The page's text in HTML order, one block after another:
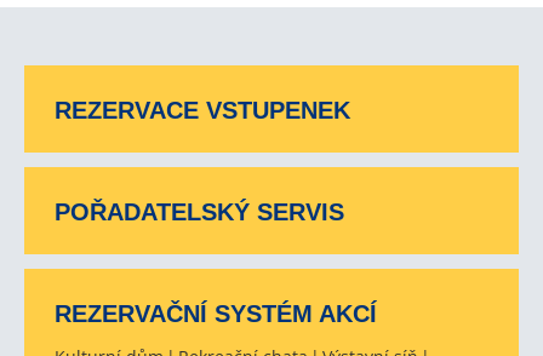
REZERVACE VSTUPENEK
POŘADATELSKÝ SERVIS
REZERVAČNÍ SYSTÉM AKCÍ